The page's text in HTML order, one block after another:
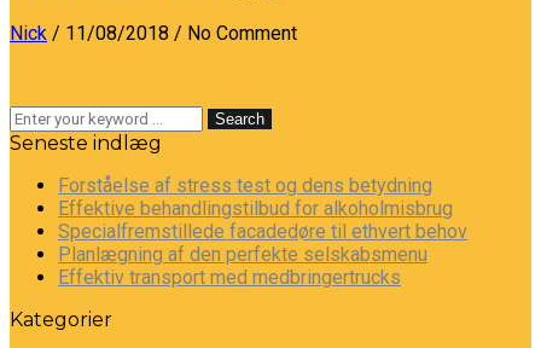
Nick / 11/08/2018 / No Comment
Search
Seneste indlæg
Forståelse af stress test og dens betydning
Effektive behandlingstilbud for alkoholmisbrug
Specialfremstillede facadedøre til ethvert behov
Planlægning af den perfekte selskabsmenu
Effektiv transport med medbringertrucks
Kategorier